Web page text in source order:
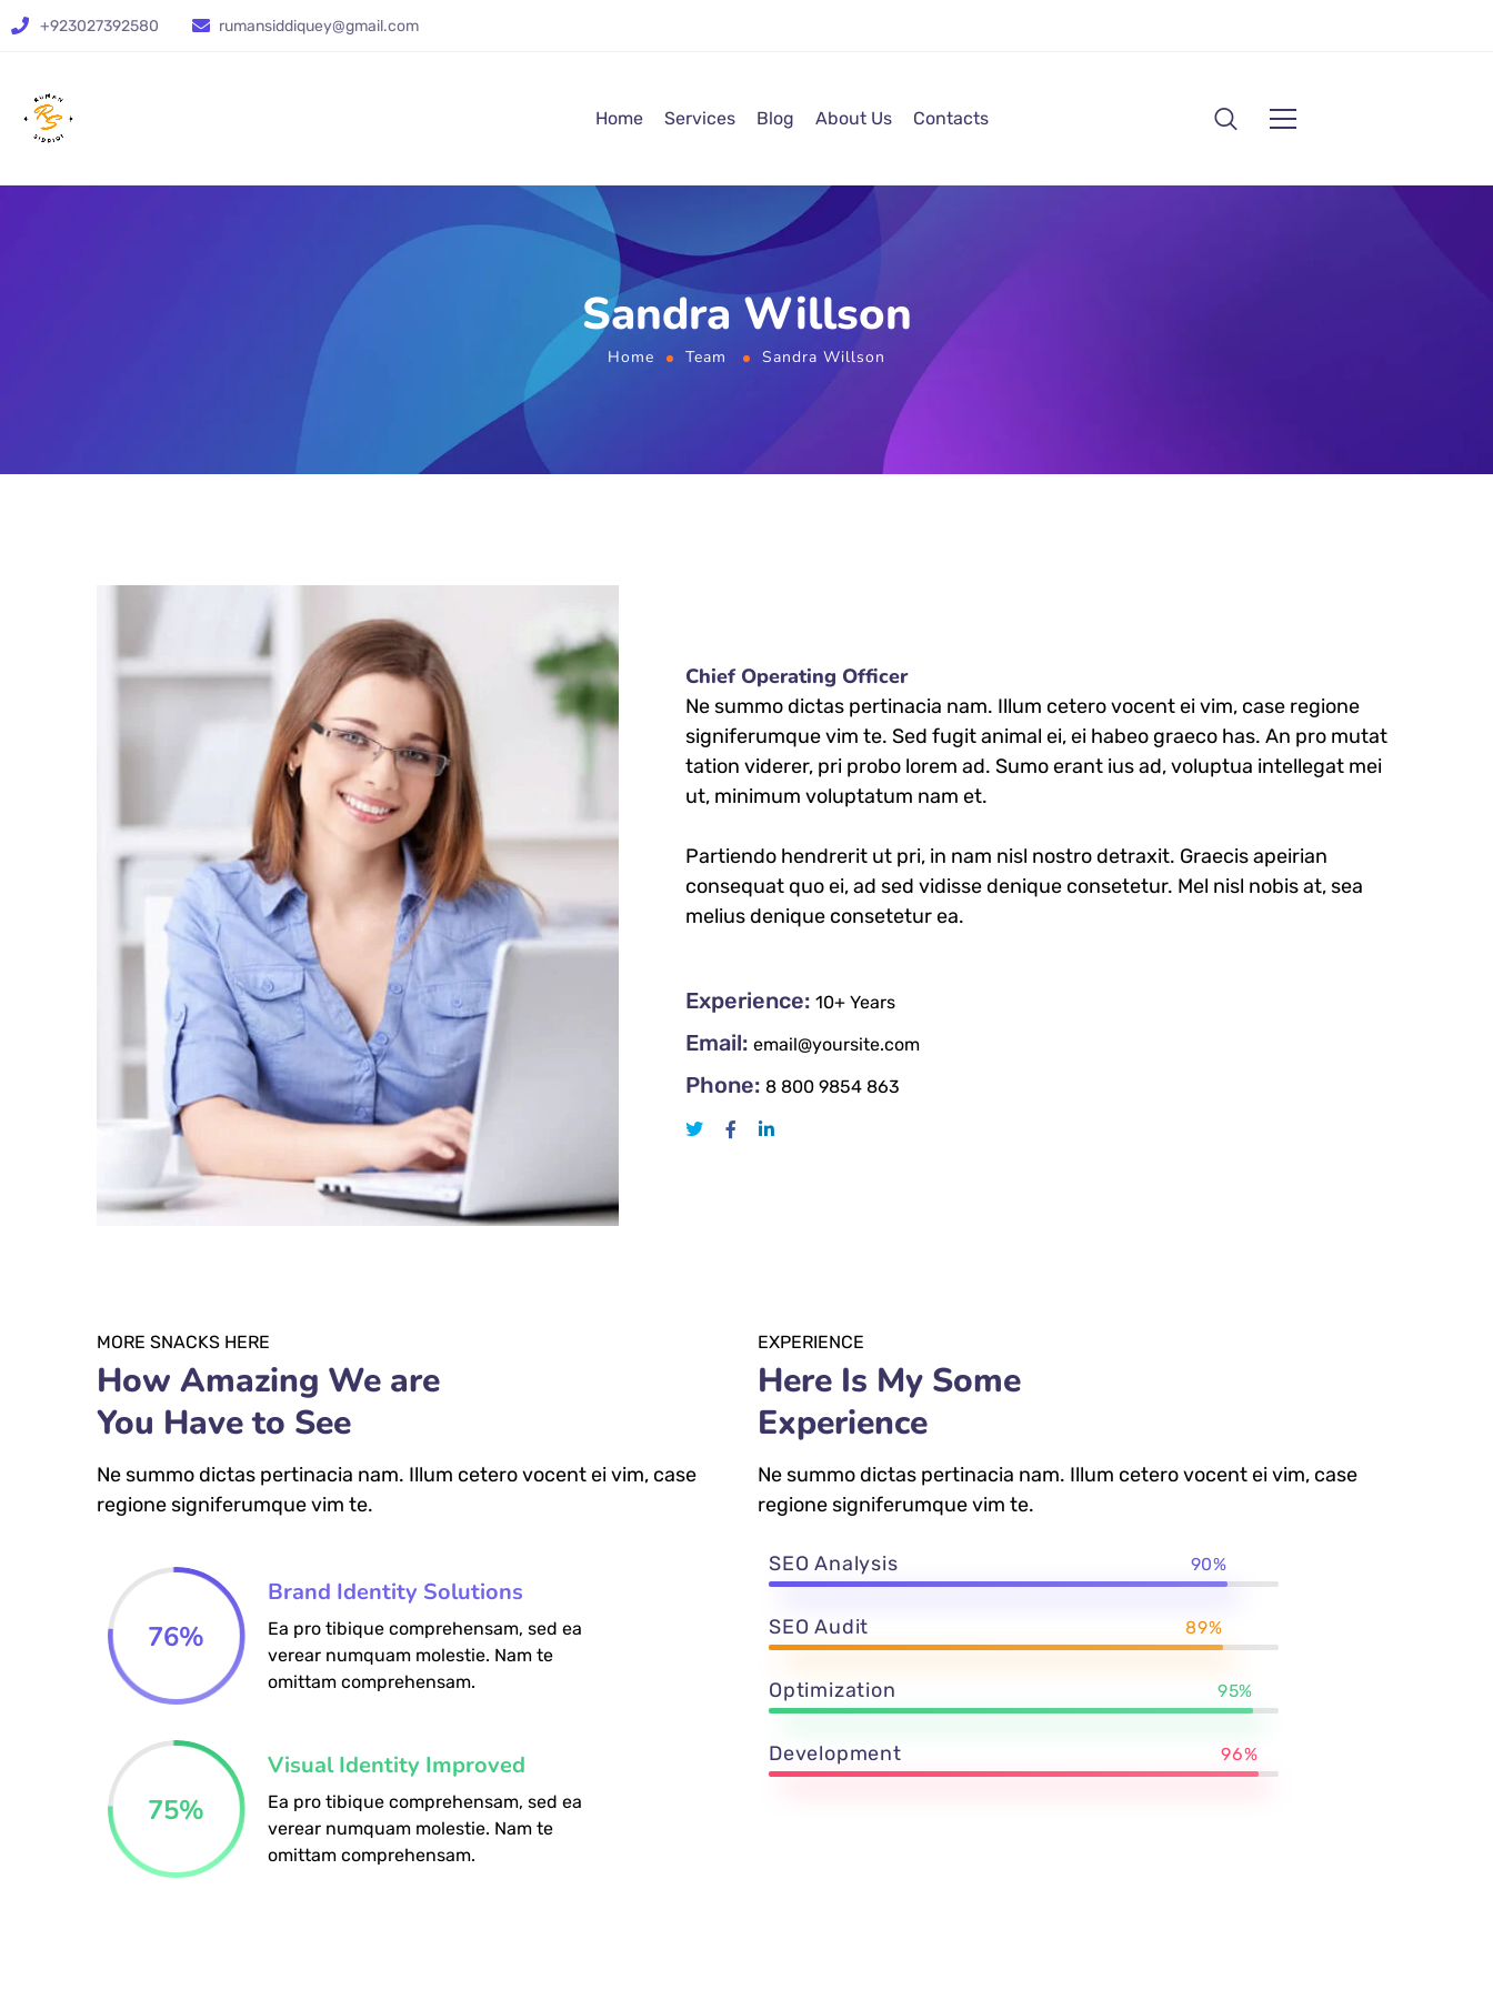
+923027392580 rumansiddiquey@gmail.com
Home Services Blog About Us Contacts
Sandra Willson
Home Team Sandra Willson
Chief Operating Officer
Ne summo dictas pertinacia nam. Illum cetero vocent ei vim, case regione
signiferumque vim te. Sed fugit animal ei, ei habeo graeco has. An pro mutat
tation viderer, pri probo lorem ad. Sumo erant ius ad, voluptua intellegat mei
ut, minimum voluptatum nam et.
Partiendo hendrerit ut pri, in nam nisl nostro detraxit. Graecis apeirian
consequat quo ei, ad sed vidisse denique consetetur. Mel nisl nobis at, sea
melius denique consetetur ea.
Experience: 10+ Years
Email: email@yoursite.com
Phone: 8 800 9854 863
MORE SNACKS HERE
How Amazing We are
You Have to See
Ne summo dictas pertinacia nam. Illum cetero vocent ei vim, case
regione signiferumque vim te.
76%
Brand Identity Solutions
Ea pro tibique comprehensam, sed ea
verear numquam molestie. Nam te
omittam comprehensam.
75%
Visual Identity Improved
Ea pro tibique comprehensam, sed ea
verear numquam molestie. Nam te
omittam comprehensam.
EXPERIENCE
Here Is My Some
Experience
Ne summo dictas pertinacia nam. Illum cetero vocent ei vim, case
regione signiferumque vim te.
SEO Analysis 90%
SEO Audit 89%
Optimization 95%
Development 96%